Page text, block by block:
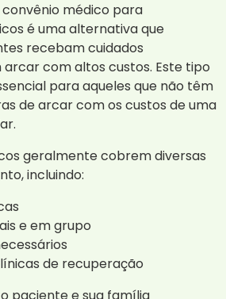
médico para
é uma alternativa que
recebam cuidados
arcar com altos custos. Este tipo
para aqueles que não têm
de arcar com os custos de uma
geralmente cobrem diversas
incluindo:
e em grupo
de recuperação